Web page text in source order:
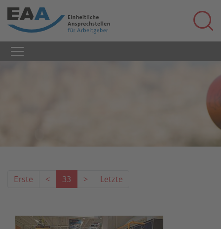
Erste < 33 > Letzte